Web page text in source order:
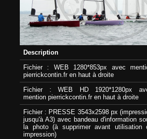
Description
Fichier : WEB 1280*853px avec
pierrickcontin.fr en haut à droite
Fichier : WEB HD 1920*1280px
mention pierrickcontin.fr en haut à droite
Fichier : PRESSE 3543x2598 px
jusqu'à A3) avec bandeau d'information
la photo (à supprimer avant utilisation
impression)